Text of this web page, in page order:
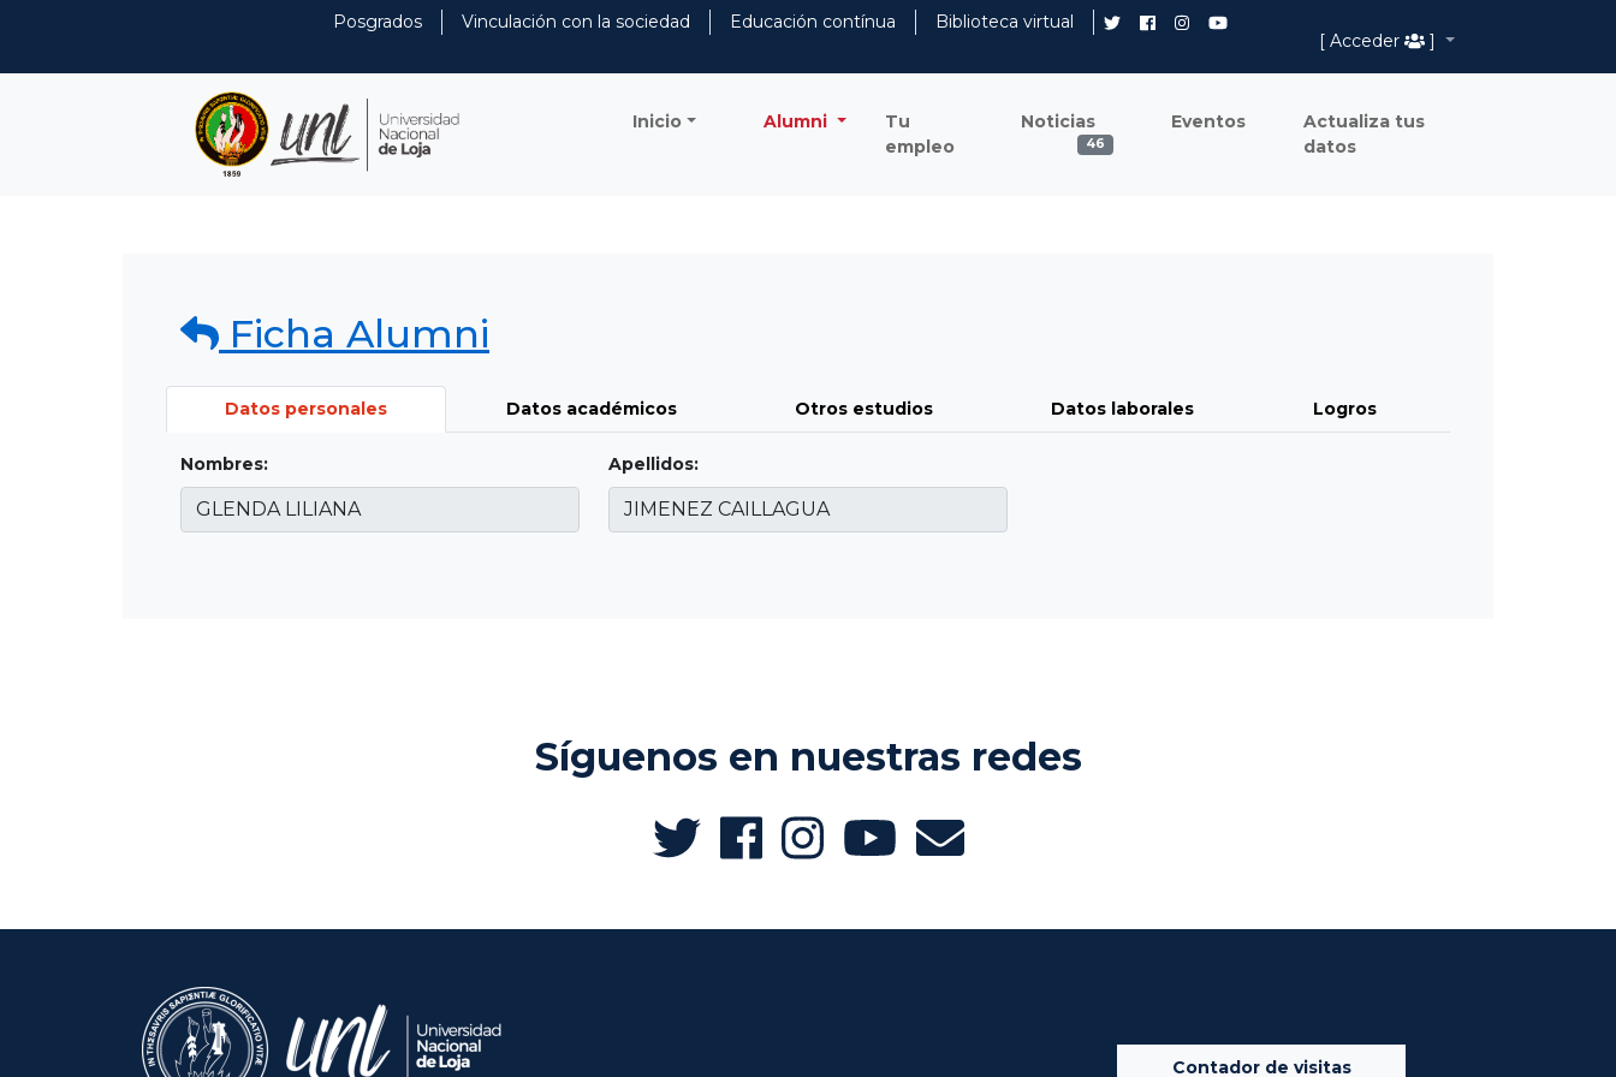
Posgrados Vinculación con la sociedad Educación contínua
Biblioteca virtual
[ Acceder
]
Inicio Alumni
Tu
empleo
Noticias
46
Eventos
Actualiza tus
datos
Ficha Alumni
Datos personales Datos académicos Otros estudios Datos laborales Logros
Nombres: Apellidos:
Síguenos en nuestras redes
Contador de visitas